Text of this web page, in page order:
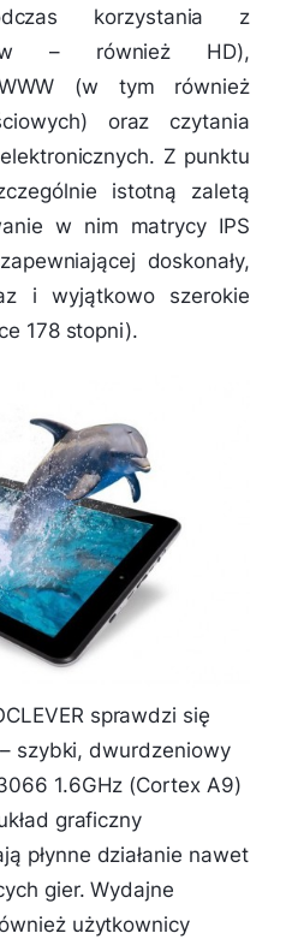
korzystania z
– również HD),
(w tym również
oraz czytania
Z punktu
istotną zaletą
w nim matrycy IPS
doskonały,
i wyjątkowo szerokie
178 stopni).
sprawdzi się
szybki, dwurdzeniowy
1.6GHz (Cortex A9)
graficzny
płynne działanie nawet
gier. Wydajne
użytkownicy